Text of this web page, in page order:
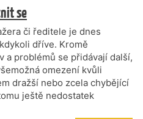
se
či ředitele je dnes
dříve. Kromě
a problémů se přidávají další,
omezení kvůli
dražší nebo zcela chybějící
ještě nedostatek